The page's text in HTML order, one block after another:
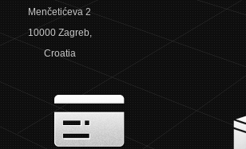
Menčetićeva 2
10000 Zagreb,
Croatia